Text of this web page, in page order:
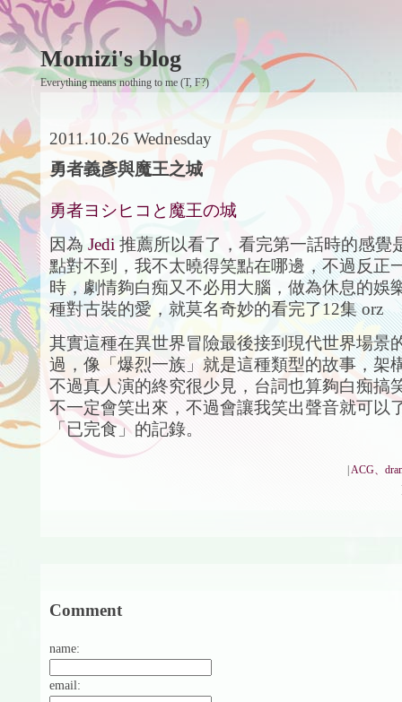
Momizi's blog
Everything means nothing to me (T, F?)
2011.10.26 Wednesday
勇者義彥與魔王之城
勇者ヨシヒコと魔王の城
因為 Jedi 推薦所以看了，看完第一話時的感覺
點對不到，我不太曉得笑點在哪邊，不過反正
時，劇情夠白痴又不必用大腦，做為休息的娛
種對古裝的愛，就莫名奇妙的看完了12集 orz
其實這種在異世界冒險最後接到現代世界場景
過，像「爆烈一族」就是這種類型的故事，架
不過真人演的終究很少見，台詞也算夠白痴搞
不一定會笑出來，不過會讓我笑出聲音就可以
「已完食」的記錄。
|ACG、
Comment
name:
email: